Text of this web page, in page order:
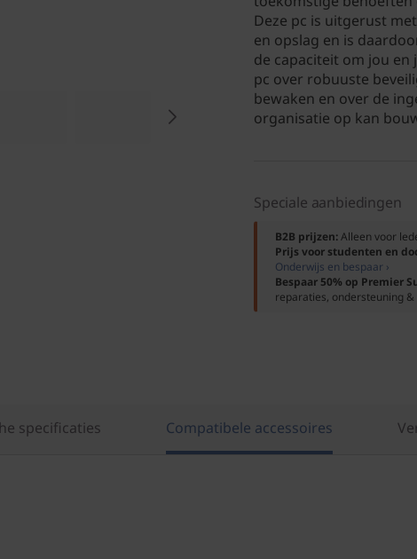
Deze pc is uitgerust
en opslag en is
de capaciteit om jou
pc over robuuste
bewaken en over de
organisatie op kan
Speciale aanbiedingen
B2B prijzen:Alleen voor
Prijs voor studenten en
Onderwijs en bespaar ›
Bespaar 50% op Premier
reparaties, ondersteuning &
specificaties Compatibele accessoires